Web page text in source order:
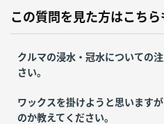
この質問を見た方はこち
クルマの浸水・冠水についての
さい。
ワックスを掛けようと思います
のか教えてください。